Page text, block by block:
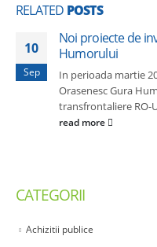
RELATED POSTS
10
Sep
Noi proiecte de
Humorului
In perioada martie
Orasenesc Gura
transfrontaliere RO-
read more
CATEGORII
Achizitii publice